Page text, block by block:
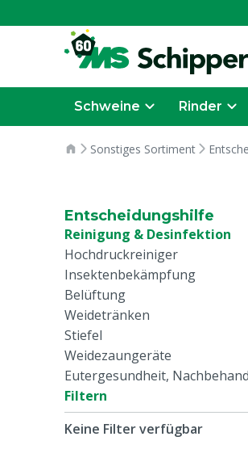
Schweine Rinder
Sonstiges Sortiment
Entscheidungshilfe
Reinigung & Desinfektion
Hochdruckreiniger
Insektenbekämpfung
Belüftung
Weidetränken
Stiefel
Weidezaungeräte
Eutergesundheit,
Filtern
Keine Filter verfügbar